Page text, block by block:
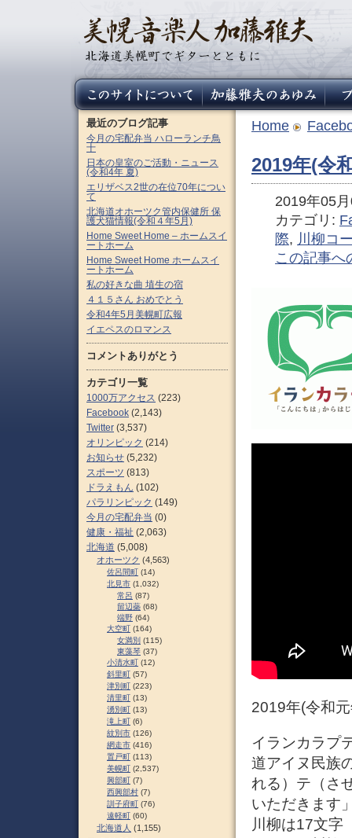
Home
2019年(令
2019年05
カテゴリ:
際, 川柳コ
この記事へ
2019年(令和
イランカラプ
道アイヌ民族
れる）テ（さ
いただきます
川柳は17文字
最近のブログ記事
今月の宅配弁当 ハローランチ鳥
十
日本の皇室のご活動・ニュース
(令和4年 夏)
エリザベス2世の在位70年につい
て
北海道オホーツク管内保健所 保
護犬猫情報(令和４年5月)
Home Sweet Home – ホームスイ
ートホーム
Home Sweet Home ホームスイ
ートホーム
私の好きな曲 埴生の宿
４１５さん おめでとう
令和4年5月美幌町広報
イエペスのロマンス
コメントありがとう
カテゴリ一覧
1000万アクセス (223)
Facebook (2,143)
Twitter (3,537)
オリンピック (214)
お知らせ (5,232)
スポーツ (813)
ドラえもん (102)
パラリンピック (149)
今月の宅配弁当 (0)
健康・福祉 (2,063)
北海道 (5,008)
オホーツク (4,563)
佐呂間町 (14)
北見市 (1,032)
常呂 (87)
留辺蘂 (68)
端野 (64)
大空町 (164)
女満別 (115)
東藻琴 (37)
小清水町 (12)
斜里町 (57)
津別町 (223)
清里町 (13)
湧別町 (13)
滝上町 (6)
紋別市 (126)
網走市 (416)
置戸町 (113)
美幌町 (2,537)
興部町 (7)
西興部村 (7)
訓子府町 (76)
遠軽町 (60)
北海道人 (1,155)